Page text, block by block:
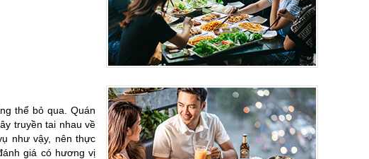
thể bỏ qua. Quán
truyền tai nhau về
như vậy, nên thực
giá có hương vị